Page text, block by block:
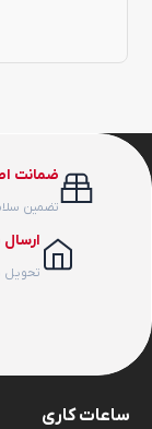
ضمانت
تضمین
ارسال
تحویل
ساعات کاری